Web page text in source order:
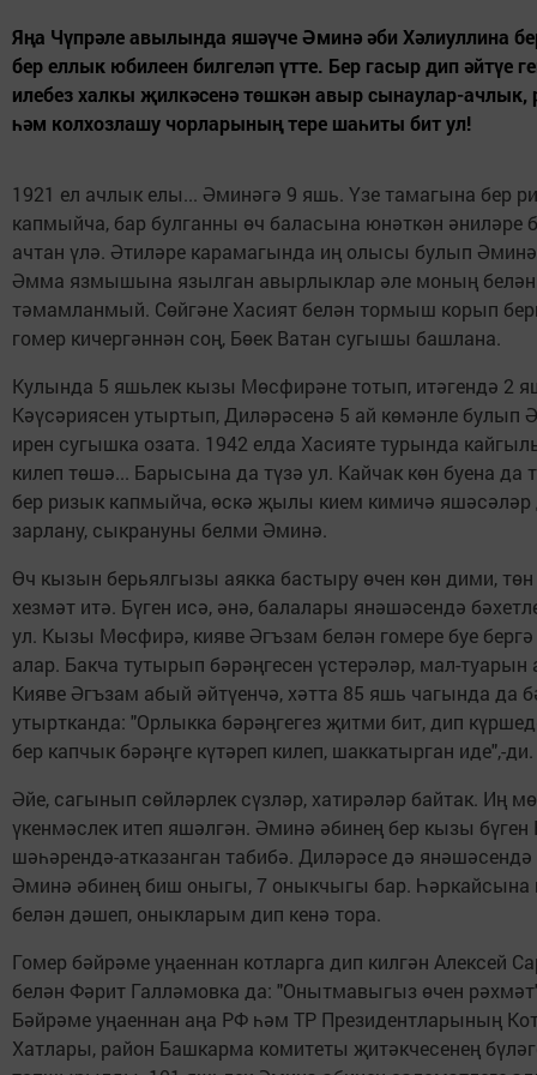
Яңа Чүпрәле авылында яшәүче Әминә әби Хәлиуллина
бер еллык юбилеен билгеләп үтте. Бер гасыр дип әйтүе
илебез халкы җилкәсенә төшкән авыр сынаулар-ачлык,
һәм колхозлашу чорларының тере шаһиты бит ул!
1921 ел ачлык елы... Әминәгә 9 яшь. Үзе тамагына бер
капмыйча, бар булганны өч баласына юнәткән әниләре
ачтан үлә. Әтиләре карамагында иң олысы булып
Әмма язмышына язылган авырлыклар әле моның белән
тәмамланмый. Сөйгәне Хасият белән тормыш корып
гомер кичергәннән соң, Бөек Ватан сугышы башлана.
Кулында 5 яшьлек кызы Мөсфирәне тотып, итәгендә 2
Кәүсәриясен утыртып, Диләрәсенә 5 ай көмәнле булып
ирен сугышка озата. 1942 елда Хасияте турында
килеп төшә... Барысына да түзә ул. Кайчак көн буена да
бер ризык капмыйча, өскә җылы кием кимичә яшәсәләр
зарлану, сыкрануны белми Әминә.
Өч кызын берьялгызы аякка бастыру өчен көн дими,
хезмәт итә. Бүген исә, әнә, балалары янәшәсендә
ул. Кызы Мөсфирә, кияве Әгъзам белән гомере буе
алар. Бакча тутырып бәрәңгесен үстерәләр, мал-
Кияве Әгъзам абый әйтүенчә, хәтта 85 яшь чагында да
утыртканда: "Орлыкка бәрәңгегез җитми бит, дип
бер капчык бәрәңге күтәреп килеп, шаккатырган иде",-ди.
Әйе, сагынып сөйләрлек сүзләр, хатирәләр байтак. Иң
үкенмәслек итеп яшәлгән. Әминә әбинең бер кызы бүген
шәһәрендә-атказанган табибә. Диләрәсе дә
Әминә әбинең биш оныгы, 7 оныкчыгы бар. Һәркайсына
белән дәшеп, оныкларым дип кенә тора.
Гомер бәйрәме уңаеннан котларга дип килгән Алексей
белән Фәрит Галләмовка да: "Онытмавыгыз өчен
Бәйрәме уңаеннан аңа РФ һәм ТР Президентларының
Хатлары, район Башкарма комитеты җитәкчесенең